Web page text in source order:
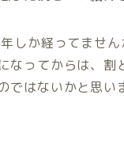
しか経ってません
なってからは、割
ではないかと思い